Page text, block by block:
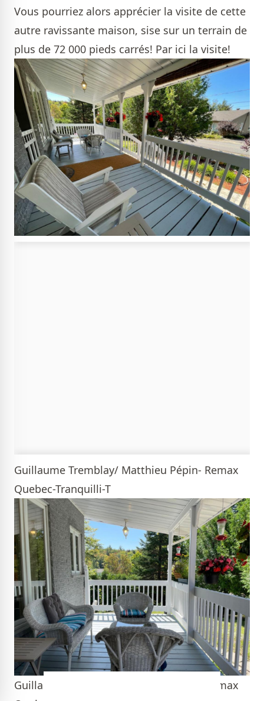
Vous pourriez alors apprécier la visite de cette
autre ravissante maison, sise sur un terrain de
plus de 72 000 pieds carrés! Par ici la visite!
Guillaume Tremblay/ Matthieu Pépin- Remax
Quebec-Tranquilli-T
Guillaume Tremblay/ Matthieu Pépin- Remax